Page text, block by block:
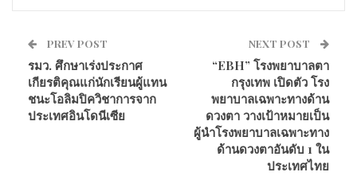
PREV POST
รมว. ศึกษาเร่งประกาศ
เกียรติคุณแก่นักเรียนผู้แทน
ชนะโอลิมปิควิชาการจาก
ประเทศอินโดนีเซีย
NEXT POST
“EBH” โรงพยาบาลตา
กรุงเทพ เปิดตัว โรง
พยาบาลเฉพาะทางด้าน
ดวงตา วางเป้าหมายเป็น
ผู้นำโรงพยาบาลเฉพาะทาง
ด้านดวงตาอันดับ 1 ใน
ประเทศไทย